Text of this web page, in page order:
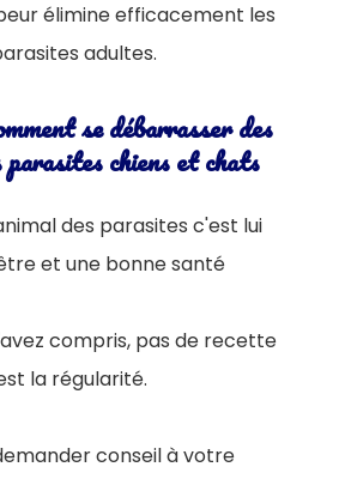
élimine efficacement les
adultes.
se débarrasser des
chiens et chats
des parasites c'est lui
et une bonne santé
compris, pas de recette
la régularité.
conseil à votre